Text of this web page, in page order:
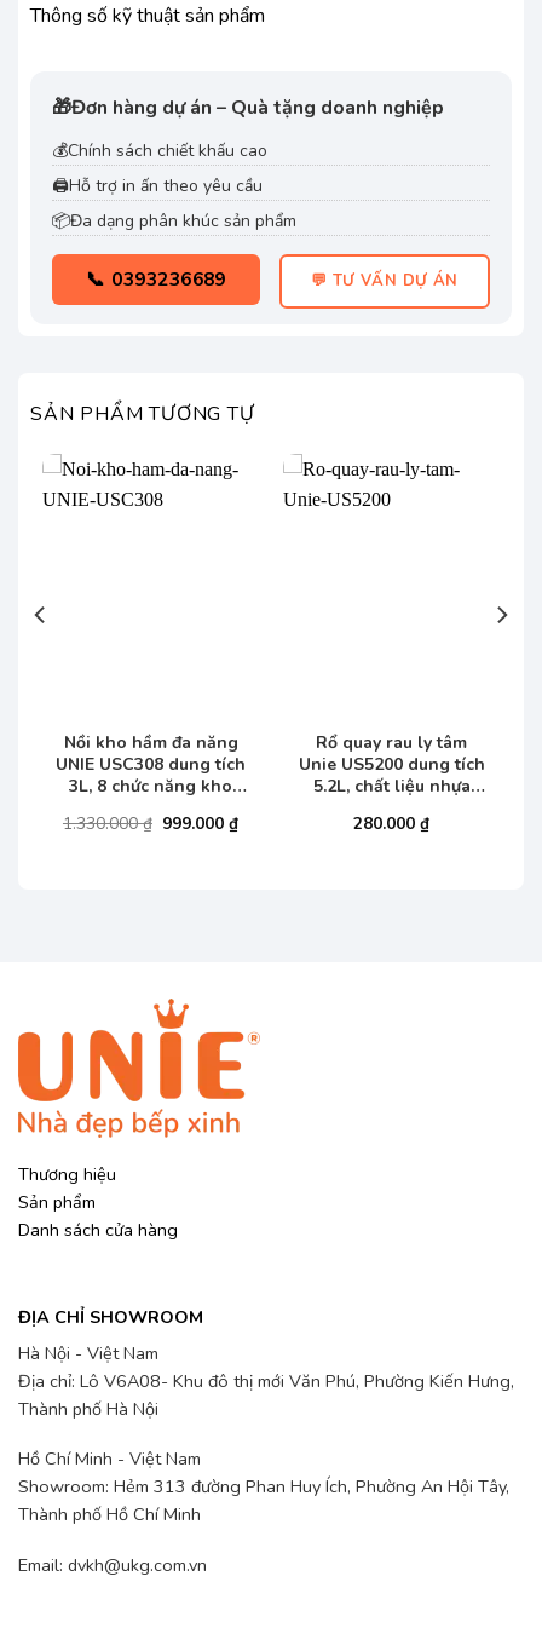
Thông số kỹ thuật sản phẩm
🎁Đơn hàng dự án – Quà tặng doanh nghiệp
💰Chính sách chiết khấu cao
🖨️Hỗ trợ in ấn theo yêu cầu
📦Đa dạng phân khúc sản phẩm
📞 0393236689 💬 TƯ VẤN DỰ ÁN
SẢN PHẨM TƯƠNG TỰ
Nồi kho hầm đa năng
UNIE USC308 dung tích
3L, 8 chức năng kho
1.330.000₫ Giá
999.000₫Giá
Rổ quay rau ly tâm
Unie US5200 dung tích
5.2L, chất liệu nhựa
280.000 ₫
Thương hiệu
Sản phẩm
Danh sách cửa hàng
ĐỊA CHỈ SHOWROOM
Hà Nội - Việt Nam
Địa chỉ: Lô V6A08- Khu đô thị mới Văn Phú, Phường Kiến Hưng,
Thành phố Hà Nội
Hồ Chí Minh - Việt Nam
Showroom: Hẻm 313 đường Phan Huy Ích, Phường An Hội Tây,
Thành phố Hồ Chí Minh
Email: dvkh@ukg.com.vn